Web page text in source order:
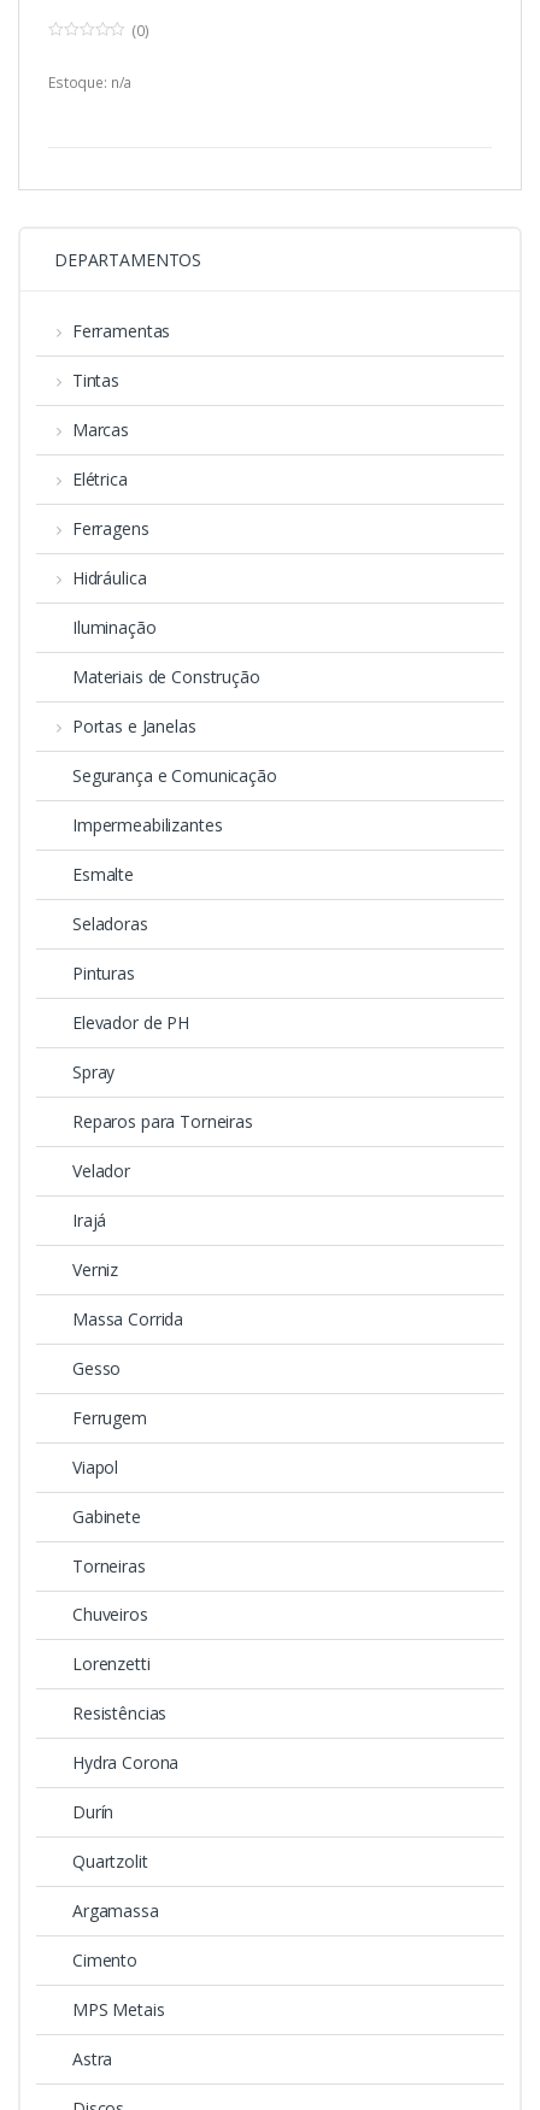
u
(0)
Estoque: n/a
DEPARTAMENTOS
Ferramentas
Tintas
Marcas
Elétrica
Ferragens
Hidráulica
Iluminação
Materiais de Construção
Portas e Janelas
Segurança e Comunicação
Impermeabilizantes
Esmalte
Seladoras
Pinturas
Elevador de PH
Spray
Reparos para Torneiras
Velador
Irajá
Verniz
Massa Corrida
Gesso
Ferrugem
Viapol
Gabinete
Torneiras
Chuveiros
Lorenzetti
Resistências
Hydra Corona
Durín
Quartzolit
Argamassa
Cimento
MPS Metais
Astra